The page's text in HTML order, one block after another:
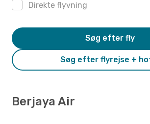
Direkte flyvning
Søg efter flyrejse +
Søg efter fly
Berjaya Air